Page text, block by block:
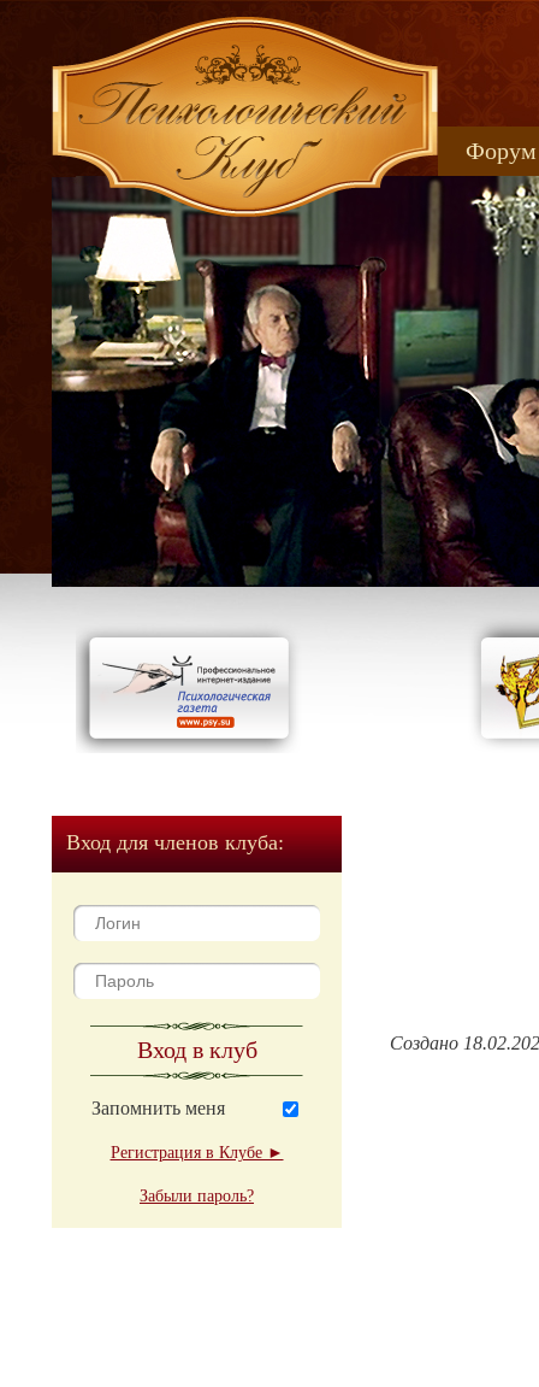
Форум
Вход для членов клуба:
Вход в клуб
Запомнить меня
Регистрация в Клубе ►
Забыли пароль?
Создано